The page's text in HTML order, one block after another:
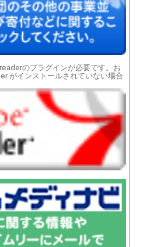
のプラグインが必要です。お
がインストールされていない場合